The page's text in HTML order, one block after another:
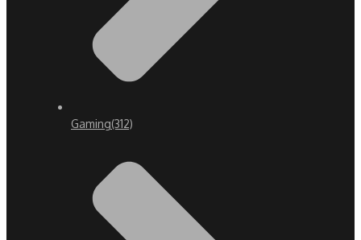
Gaming(312)